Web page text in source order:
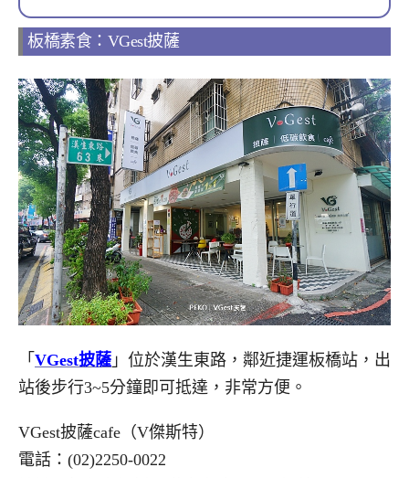
板橋素食：VGest披薩
「 VGest披薩 」位於漢生東路，鄰近捷運板橋站，出
站後步行3~5分鐘即可抵達，非常方便。
VGest披薩cafe（V傑斯特）
電話：(02)2250-0022